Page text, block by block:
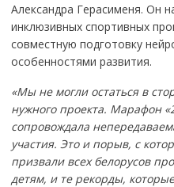
Александра Герасименя. Он
инклюзивных спортивных
совместную подготовку
особенностями развития.
«Мы не могли остаться в
нужного проекта. Марафон
сопровождала
участия. Это и порыв, с
призвали всех белорусов
детям, и те рекорды,